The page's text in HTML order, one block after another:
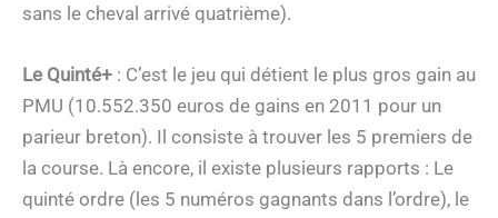
sans le cheval arrivé quatrième).
Le Quinté+ : C’est le jeu qui détient le plus gros gain au
PMU (10.552.350 euros de gains en 2011 pour un
parieur breton). Il consiste à trouver les 5 premiers de
la course. Là encore, il existe plusieurs rapports : Le
quinté ordre (les 5 numéros gagnants dans l’ordre), le